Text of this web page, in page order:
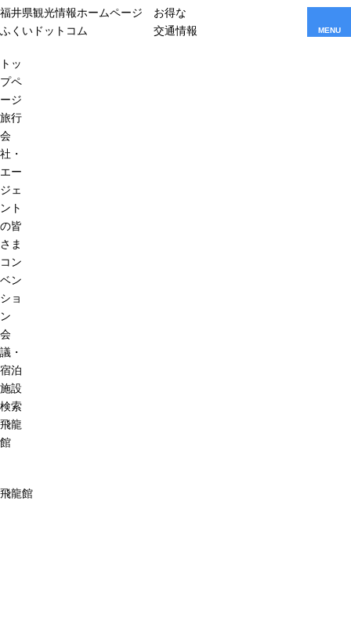
福井県観光情報ホームページ
ふくいドットコム
お得な
交通情報
MENU
トッ
プペ
ージ
旅行
会
社・
エー
ジェ
ント
の皆
さま
コン
ベン
ショ
ン
会
議・
宿泊
施設
検索
飛龍
館
飛龍館